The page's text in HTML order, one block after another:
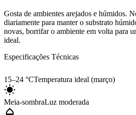
Gosta de ambientes arejados e húmidos.
diariamente para manter o substrato
novas, borrifar o ambiente em volta para
ideal.
Especificações Técnicas
15–24 °CTemperatura ideal (março)
Meia-sombraLuz moderada